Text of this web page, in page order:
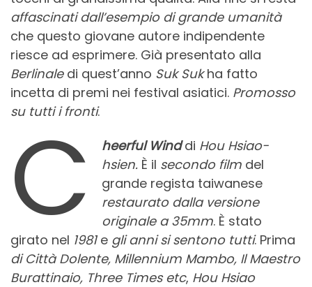
affascinati dall’esempio di grande umanità
che questo giovane autore indipendente
riesce ad esprimere. Già presentato alla
Berlinaledi quest’anno Suk Sukha fatto
incetta di premi nei festival asiatici. Promosso
su tutti i fronti.
C heerful Winddi Hou Hsiao-
hsien. È il secondo film del
grande regista taiwanese
restaurato dalla versione
originale a 35mm. È stato
girato nel 1981e gli anni si sentono tutti. Prima
di Città Dolente, Millennium Mambo, Il Maestro
Burattinaio, Three Times etc, Hou Hsiao